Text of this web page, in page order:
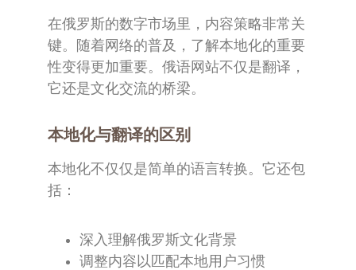
在俄罗斯的数字市场里，内容策略非常关
键。随着网络的普及，了解本地化的重要
性变得更加重要。俄语网站不仅是翻译，
它还是文化交流的桥梁。
本地化与翻译的区别
本地化不仅仅是简单的语言转换。它还包
括：
深入理解俄罗斯文化背景
调整内容以匹配本地用户习惯